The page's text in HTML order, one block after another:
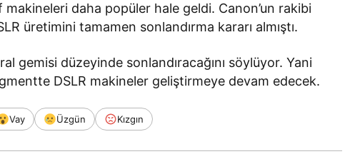
daha popüler hale geldi. Canon’un rakibi
üretimini tamamen sonlandırma kararı almıştı.
gemisi düzeyinde sonlandıracağını söylüyor. Yani
DSLR makineler geliştirmeye devam edecek.
Vay Üzgün Kızgın